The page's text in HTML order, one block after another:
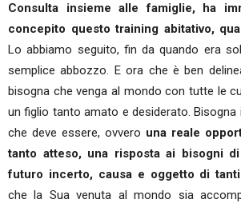
Consulta insieme alle famiglie, ha
concepito questo training abitativo,
Lo abbiamo seguito, fin da quando era
semplice abbozzo. E ora che è ben
bisogna che venga al mondo con tutte le
un figlio tanto amato e desiderato.
che deve essere, ovvero una reale
tanto atteso, una risposta ai bisogni
futuro incerto, causa e oggetto di tanti
che la Sua venuta al mondo sia